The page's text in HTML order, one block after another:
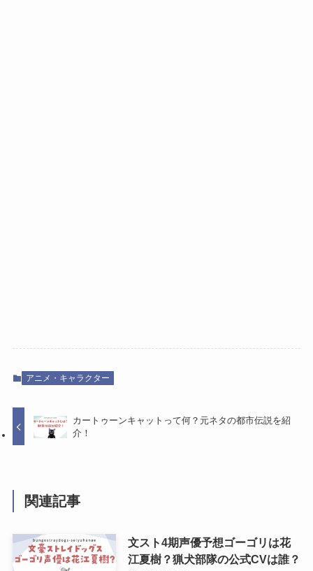
アニメ・キャラクター
カートゥーンキャットって何？元ネタの都市伝説を紹
介！
関連記事
文スト4期声優予想ゴーゴリは花
江夏樹？猟犬部隊の公式CVは誰？